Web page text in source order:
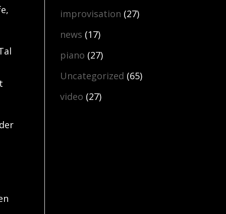
improvisation (27)
news (17)
piano (27)
Uncategorized (65)
video (27)